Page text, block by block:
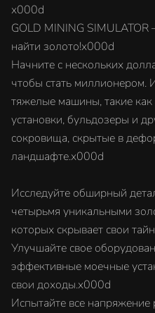
x000d
GOLD MINING SIMULATOR
найти золото!x000d
Начните с нескольких
чтобы стать миллионером.
тяжелые машины, такие
установки, бульдозеры и
сокровища, скрытые в
ландшафте.x000d
Исследуйте обширный
четырьмя уникальными
которых скрывает свои
Улучшайте свое
эффективные моечные
свои доходы.x000d
Испытайте все